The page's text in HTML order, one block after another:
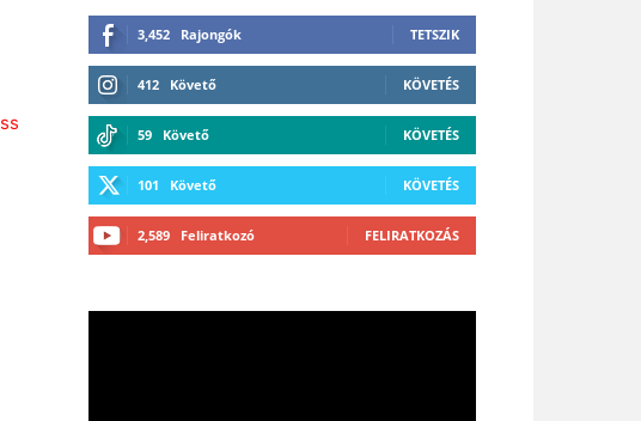
3,452 Rajongók TETSZIK
412 Követő KÖVETÉS
59 Követő KÖVETÉS
101 Követő KÖVETÉS
2,589 Feliratkozó FELIRATKOZÁS